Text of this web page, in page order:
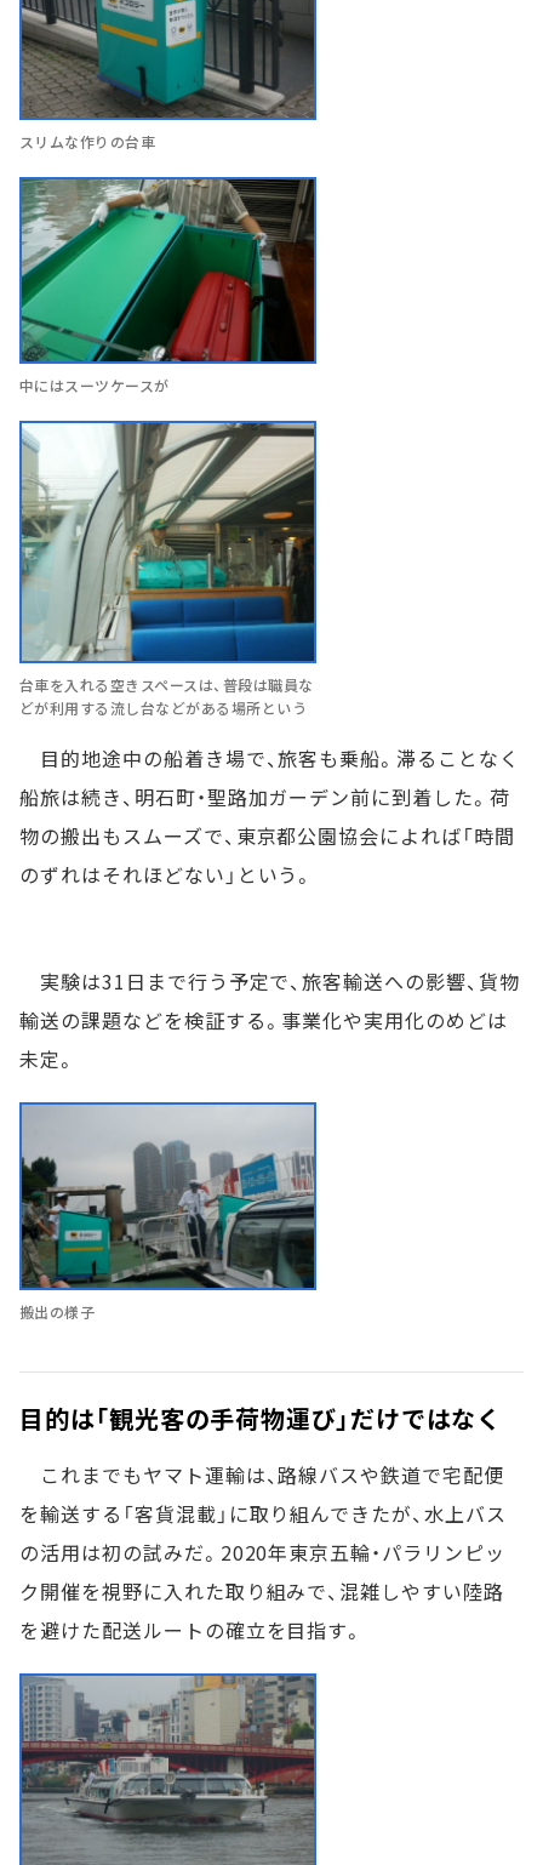
スリムな作りの台車
中にはスーツケースが
台車を入れる空きスペースは、普段は職員な
どが利用する流し台などがある場所という
目的地途中の船着き場で、旅客も乗船。滞ることなく
船旅は続き、明石町・聖路加ガーデン前に到着した。荷
物の搬出もスムーズで、東京都公園協会によれば「時間
のずれはそれほどない」という。
実験は31日まで行う予定で、旅客輸送への影響、貨物
輸送の課題などを検証する。事業化や実用化のめどは
未定。
搬出の様子
目的は「観光客の手荷物運び」だけではなく
これまでもヤマト運輸は、路線バスや鉄道で宅配便
を輸送する「客貨混載」に取り組んできたが、水上バス
の活用は初の試みだ。2020年東京五輪・パラリンピッ
ク開催を視野に入れた取り組みで、混雑しやすい陸路
を避けた配送ルートの確立を目指す。